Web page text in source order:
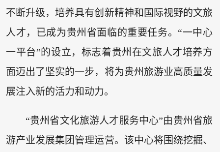
不断升级，培养具有创新精神和国际视野的文旅
人才，已成为贵州省面临的重要任务。“一中心
一平台”的设立，标志着贵州在文旅人才培养方
面迈出了坚实的一步，将为贵州旅游业高质量发
展注入新的活力和动力。
“贵州省文化旅游人才服务中心”由贵州省旅
游产业发展集团管理运营。该中心将围绕挖掘、